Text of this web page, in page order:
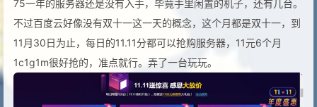
75一年的服务器还是没有入手，毕竟手里闲置的机子，还有几台。
不过百度云好像没有双十一这一天的概念，这个月都是双十一，到
11月30日为止，每日的11.11分都可以抢购服务器，11元6个月
1c1g1m很好抢的，准点就行。弄了一台玩玩。